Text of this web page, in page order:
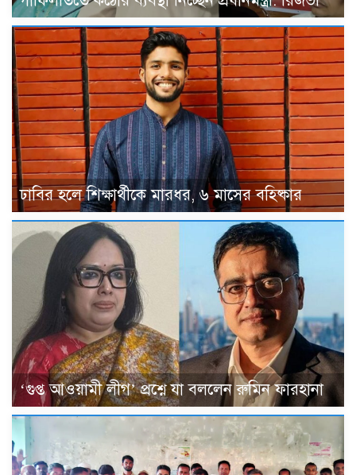
ঢাবির হলে শিক্ষার্থীকে মারধর, ৬ মাসের বহিষ্কার
‘গুপ্ত আওয়ামী লীগ’ প্রশ্নে যা বললেন রুমিন ফারহানা